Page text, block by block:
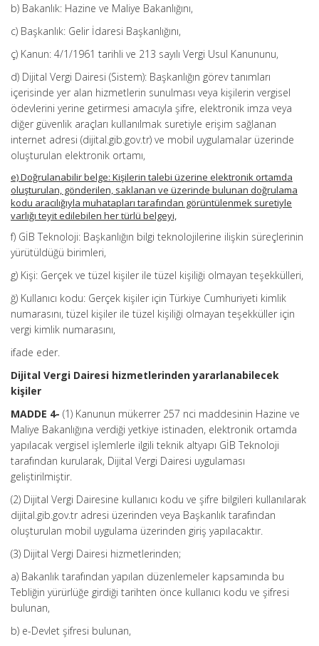
b) Bakanlık: Hazine ve Maliye Bakanlığını,
c) Başkanlık: Gelir İdaresi Başkanlığını,
ç) Kanun: 4/1/1961 tarihli ve 213 sayılı Vergi Usul Kanununu,
d) Dijital Vergi Dairesi (Sistem): Başkanlığın görev tanımları
içerisinde yer alan hizmetlerin sunulması veya kişilerin vergisel
ödevlerini yerine getirmesi amacıyla şifre, elektronik imza veya
diğer güvenlik araçları kullanılmak suretiyle erişim sağlanan
internet adresi (dijital.gib.gov.tr) ve mobil uygulamalar üzerinde
oluşturulan elektronik ortamı,
e) Doğrulanabilir belge: Kişilerin talebi üzerine elektronik ortamda
oluşturulan, gönderilen, saklanan ve üzerinde bulunan doğrulama
kodu aracılığıyla muhatapları tarafından görüntülenmek suretiyle
varlığı teyit edilebilen her türlü belgeyi,
f) GİB Teknoloji: Başkanlığın bilgi teknolojilerine ilişkin süreçlerinin
yürütüldüğü birimleri,
g) Kişi: Gerçek ve tüzel kişiler ile tüzel kişiliği olmayan teşekkülleri,
ğ) Kullanıcı kodu: Gerçek kişiler için Türkiye Cumhuriyeti kimlik
numarasını, tüzel kişiler ile tüzel kişiliği olmayan teşekküller için
vergi kimlik numarasını,
ifade eder.
Dijital Vergi Dairesi hizmetlerinden yararlanabilecek
kişiler
MADDE 4- (1) Kanunun mükerrer 257 nci maddesinin Hazine ve
Maliye Bakanlığına verdiği yetkiye istinaden, elektronik ortamda
yapılacak vergisel işlemlerle ilgili teknik altyapı GİB Teknoloji
tarafından kurularak, Dijital Vergi Dairesi uygulaması
geliştirilmiştir.
(2) Dijital Vergi Dairesine kullanıcı kodu ve şifre bilgileri kullanılarak
dijital.gib.gov.tr adresi üzerinden veya Başkanlık tarafından
oluşturulan mobil uygulama üzerinden giriş yapılacaktır.
(3) Dijital Vergi Dairesi hizmetlerinden;
a) Bakanlık tarafından yapılan düzenlemeler kapsamında bu
Tebliğin yürürlüğe girdiği tarihten önce kullanıcı kodu ve şifresi
bulunan,
b) e-Devlet şifresi bulunan,